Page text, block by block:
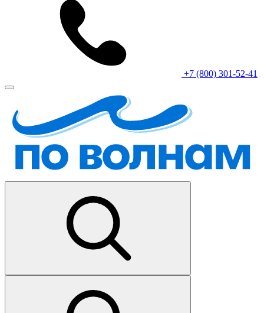
+7 (800) 301-52-41